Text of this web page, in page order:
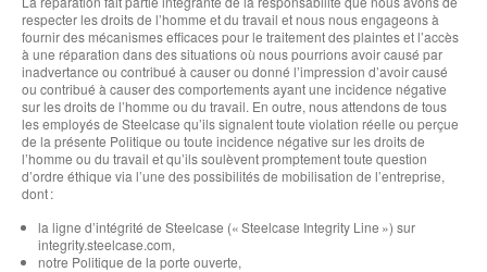
respecter les droits de l’homme et du travail et nous nous engageons à
fournir des mécanismes efficaces pour le traitement des plaintes et l’accès
à une réparation dans des situations où nous pourrions avoir causé par
inadvertance ou contribué à causer ou donné l’impression d’avoir causé
ou contribué à causer des comportements ayant une incidence négative
sur les droits de l’homme ou du travail. En outre, nous attendons de tous
les employés de Steelcase qu’ils signalent toute violation réelle ou perçue
de la présente Politique ou toute incidence négative sur les droits de
l’homme ou du travail et qu’ils soulèvent promptement toute question
d’ordre éthique via l’une des possibilités de mobilisation de l’entreprise,
dont :
la ligne d’intégrité de Steelcase (« Steelcase Integrity Line ») sur
integrity.steelcase.com,
notre Politique de la porte ouverte,